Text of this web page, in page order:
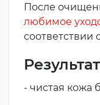
После
любимое
соответствии
- чистая кожа